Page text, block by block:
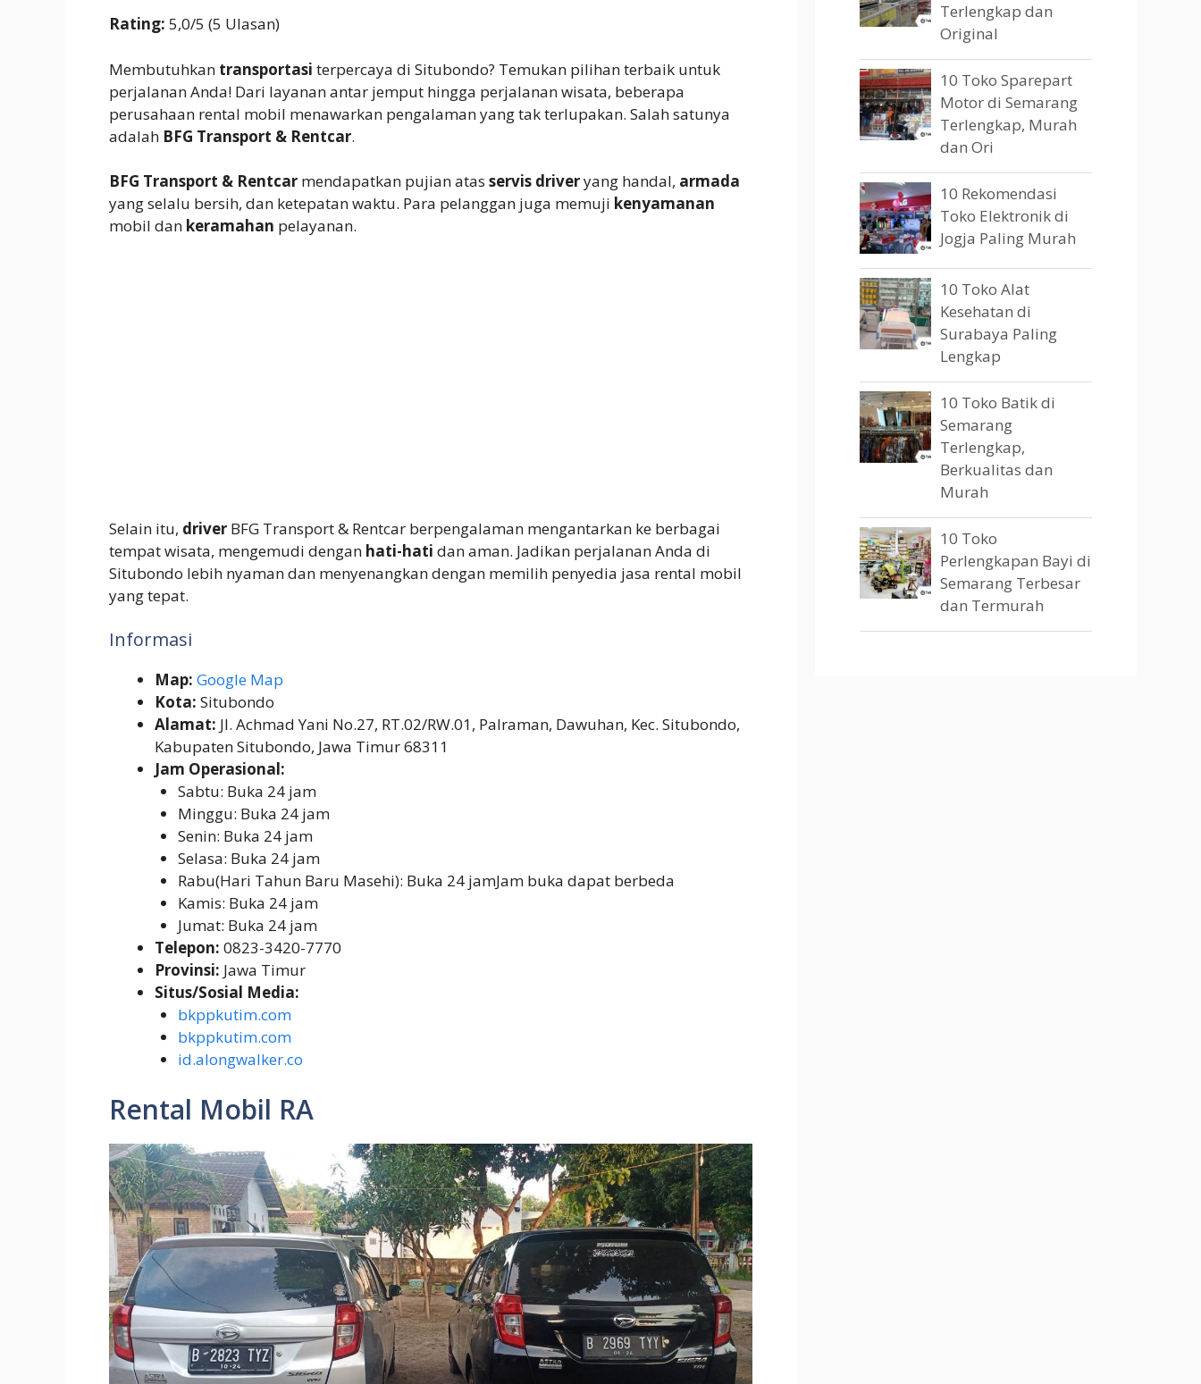
Rating: 5,0/5 (5 Ulasan)
Membutuhkan transportasi terpercaya di Situbondo? Temukan pilihan terbaik untuk
perjalanan Anda! Dari layanan antar jemput hingga perjalanan wisata, beberapa
perusahaan rental mobil menawarkan pengalaman yang tak terlupakan. Salah satunya
adalah BFG Transport & Rentcar.
BFG Transport & Rentcar mendapatkan pujian atas servis driveryang handal, armada
yang selalu bersih, dan ketepatan waktu. Para pelanggan juga memuji kenyamanan
mobil dan keramahan pelayanan.
Selain itu, driver BFG Transport & Rentcar berpengalaman mengantarkan ke berbagai
tempat wisata, mengemudi dengan hati-hati dan aman. Jadikan perjalanan Anda di
Situbondo lebih nyaman dan menyenangkan dengan memilih penyedia jasa rental mobil
yang tepat.
Informasi
Map: Google Map
Kota: Situbondo
Alamat: Jl. Achmad Yani No.27, RT.02/RW.01, Palraman, Dawuhan, Kec. Situbondo,
Kabupaten Situbondo, Jawa Timur 68311
Jam Operasional:
Sabtu: Buka 24 jam
Minggu: Buka 24 jam
Senin: Buka 24 jam
Selasa: Buka 24 jam
Rabu(Hari Tahun Baru Masehi): Buka 24 jamJam buka dapat berbeda
Kamis: Buka 24 jam
Jumat: Buka 24 jam
Telepon: 0823-3420-7770
Provinsi: Jawa Timur
Situs/Sosial Media:
bkppkutim.com
bkppkutim.com
id.alongwalker.co
Rental Mobil RA
Terlengkap dan
Original
10 Toko Sparepart
Motor di Semarang
Terlengkap, Murah
dan Ori
10 Rekomendasi
Toko Elektronik di
Jogja Paling Murah
10 Toko Alat
Kesehatan di
Surabaya Paling
Lengkap
10 Toko Batik di
Semarang
Terlengkap,
Berkualitas dan
Murah
10 Toko
Perlengkapan Bayi di
Semarang Terbesar
dan Termurah